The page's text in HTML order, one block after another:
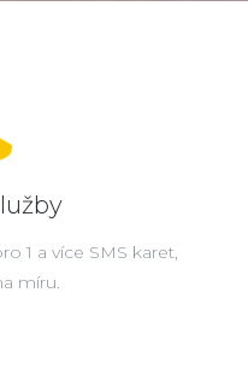
1 a více SMS karet,
míru.